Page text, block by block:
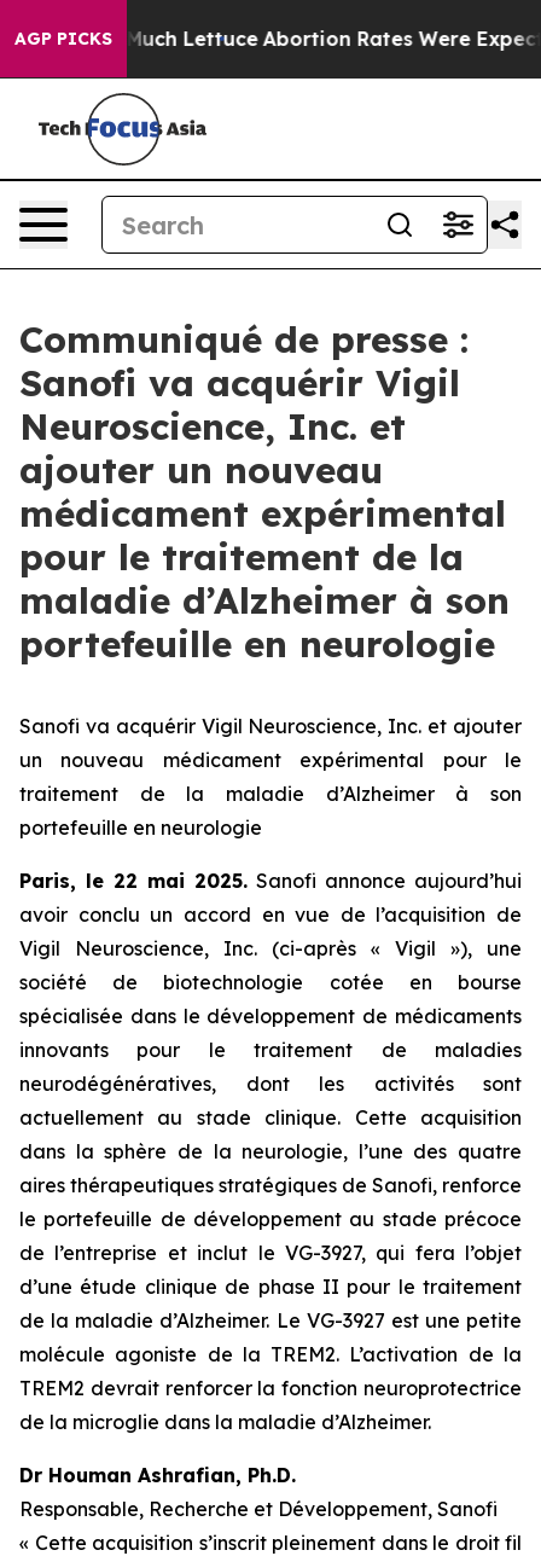
AGP PICKS
Much Lettuce Abortion Rates Were Expected to
Communiqué de presse :
Sanofi va acquérir Vigil
Neuroscience, Inc. et
ajouter un nouveau
médicament expérimental
pour le traitement de la
maladie d’Alzheimer à son
portefeuille en neurologie
Sanofi va acquérir Vigil Neuroscience, Inc. et ajouter
un nouveau médicament expérimental pour le
traitement de la maladie d’Alzheimer à son
portefeuille en neurologie
Paris, le 22 mai 2025. Sanofi annonce aujourd’hui
avoir conclu un accord en vue de l’acquisition de
Vigil Neuroscience, Inc. (ci-après « Vigil »), une
société de biotechnologie cotée en bourse
spécialisée dans le développement de médicaments
innovants pour le traitement de maladies
neurodégénératives, dont les activités sont
actuellement au stade clinique. Cette acquisition
dans la sphère de la neurologie, l’une des quatre
aires thérapeutiques stratégiques de Sanofi, renforce
le portefeuille de développement au stade précoce
de l’entreprise et inclut le VG-3927, qui fera l’objet
d’une étude clinique de phase II pour le traitement
de la maladie d’Alzheimer. Le VG-3927 est une petite
molécule agoniste de la TREM2. L’activation de la
TREM2 devrait renforcer la fonction neuroprotectrice
de la microglie dans la maladie d’Alzheimer.
Dr Houman Ashrafian, Ph.D.
Responsable, Recherche et Développement, Sanofi
« Cette acquisition s’inscrit pleinement dans le droit fil